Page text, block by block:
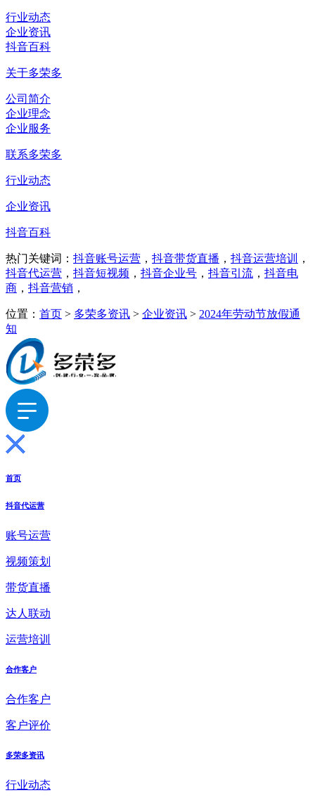
行业动态
企业资讯
抖音百科
关于多荣多
公司简介
企业理念
企业服务
联系多荣多
行业动态
企业资讯
抖音百科
热门关键词： 抖音账号运营 ， 抖音带货直播 ， 抖音运营培训
，
抖音代运营 ， 抖音短视频 ， 抖音企业号 ， 抖音引流 ， 抖音电
商 ， 抖音营销 ，
位置： 首页 > 多荣多资讯 > 企业资讯 > 2024年劳动节放假通
知
首页
抖音代运营
账号运营
视频策划
带货直播
达人联动
运营培训
合作客户
合作客户
客户评价
多荣多资讯
行业动态